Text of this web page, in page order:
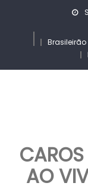
Brasileirão
AO